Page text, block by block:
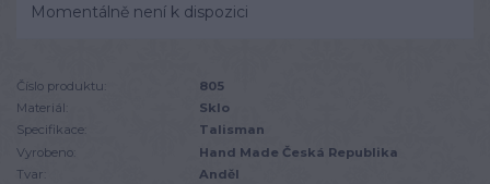
Momentálně není k dispozici
Číslo produktu:
805
Materiál:
Sklo
Specifikace:
Talisman
Vyrobeno:
Hand Made Česká Republika
Tvar:
Anděl